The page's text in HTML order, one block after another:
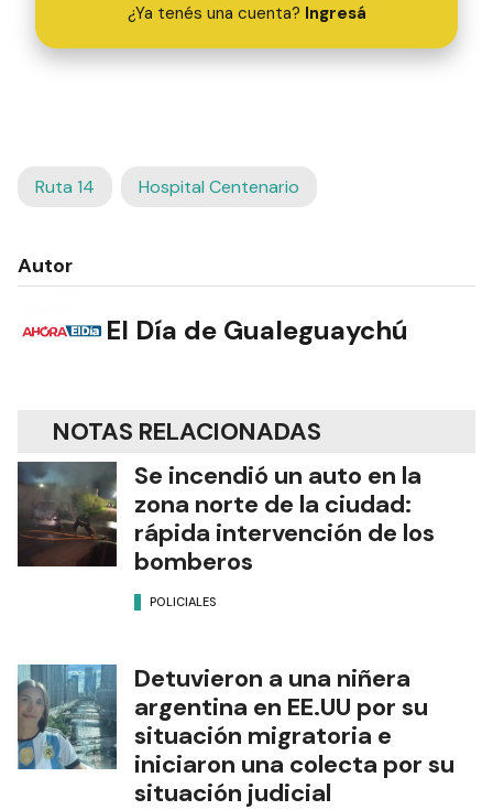
¿Ya tenés una cuenta? Ingresá
Ruta 14 Hospital Centenario
Autor
El Día de Gualeguaychú
NOTAS RELACIONADAS
Se incendió un auto en la
zona norte de la ciudad:
rápida intervención de los
bomberos
POLICIALES
Detuvieron a una niñera
argentina en EE.UU por su
situación migratoria e
iniciaron una colecta por su
situación judicial